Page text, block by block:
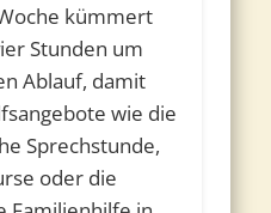
kümmert
Stunden um
Ablauf, damit
wie die
Sprechstunde,
oder die